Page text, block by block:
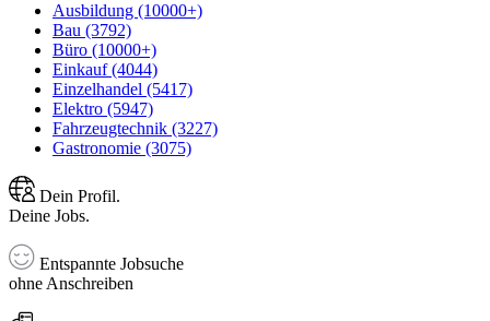
Ausbildung (10000+)
Bau (3792)
Büro (10000+)
Einkauf (4044)
Einzelhandel (5417)
Elektro (5947)
Fahrzeugtechnik (3227)
Gastronomie (3075)
Dein Profil.
Deine Jobs.
Entspannte Jobsuche
ohne Anschreiben